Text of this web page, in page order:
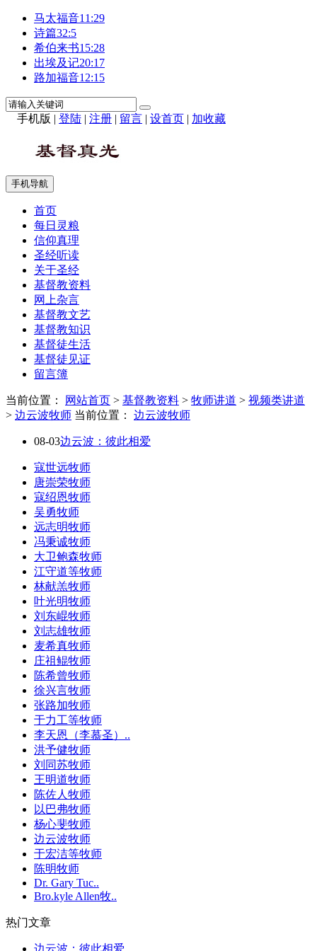
马太福音11:29
诗篇32:5
希伯来书15:28
出埃及记20:17
路加福音12:15
手机版 | 登陆 | 注册 | 留言 | 设首页 | 加收藏
手机导航
首页
每日灵粮
信仰真理
圣经听读
关于圣经
基督教资料
网上杂言
基督教文艺
基督教知识
基督徒生活
基督徒见证
留言簿
当前位置： 网站首页 > 基督教资料 > 牧师讲道 > 视频类讲道
> 边云波牧师 当前位置： 边云波牧师
08-03边云波：彼此相爱
寇世远牧师
唐崇荣牧师
寇绍恩牧师
吴勇牧师
远志明牧师
冯秉诚牧师
大卫鲍森牧师
江守道等牧师
林献羔牧师
叶光明牧师
刘东崐牧师
刘志雄牧师
麦希真牧师
庄祖鲲牧师
陈希曾牧师
徐兴言牧师
张路加牧师
于力工等牧师
李天恩（李慕圣）..
洪予健牧师
刘同苏牧师
王明道牧师
陈佐人牧师
以巴弗牧师
杨心斐牧师
边云波牧师
于宏洁等牧师
陈明牧师
Dr. Gary Tuc..
Bro.kyle Allen牧..
热门文章
边云波：彼此相爱